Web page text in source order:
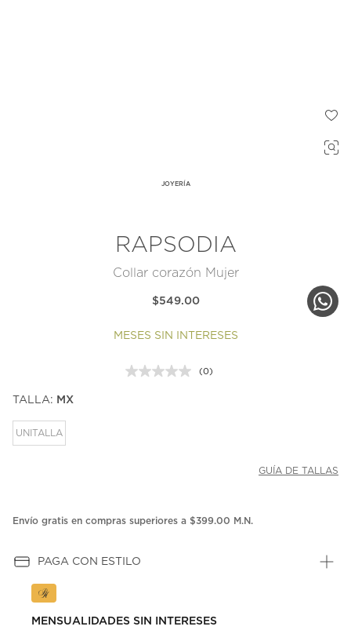
JOYERÍA
RAPSODIA
Collar corazón Mujer
$549.00
MESES SIN INTERESES
Sin
(0)
TALLA: MX
UNITALLA
GUÍA DE TALLAS
Envío gratis en compras superiores a $399.00 M.N.
PAGA CON ESTILO
MENSUALIDADES SIN INTERESES